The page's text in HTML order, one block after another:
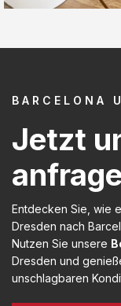
BARCELONA
Jetzt
Entdecken Sie, wie
Dresden nach
Nutzen Sie unsere
Dresden und
unschlagbaren